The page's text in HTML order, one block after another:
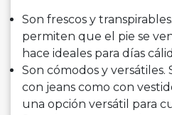
Son frescos y
permiten que el pie se
hace ideales para días
Son cómodos y
con jeans como con
una opción versátil para